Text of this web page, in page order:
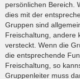
persönlichen Bereich.
dies mit der
Gruppen sind
Freischaltung, andere
versteckt. Wenn die
die entsprechende
Freischaltung, so
Gruppenleiter muss